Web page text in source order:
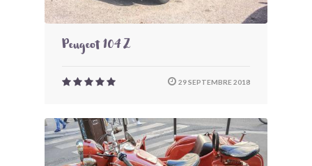
Peugeot 104 Z
29 SEPTEMBRE 2018